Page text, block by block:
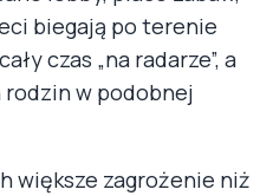
biegają po terenie
czas „na radarze”, a
rodzin w podobnej
większe zagrożenie niż